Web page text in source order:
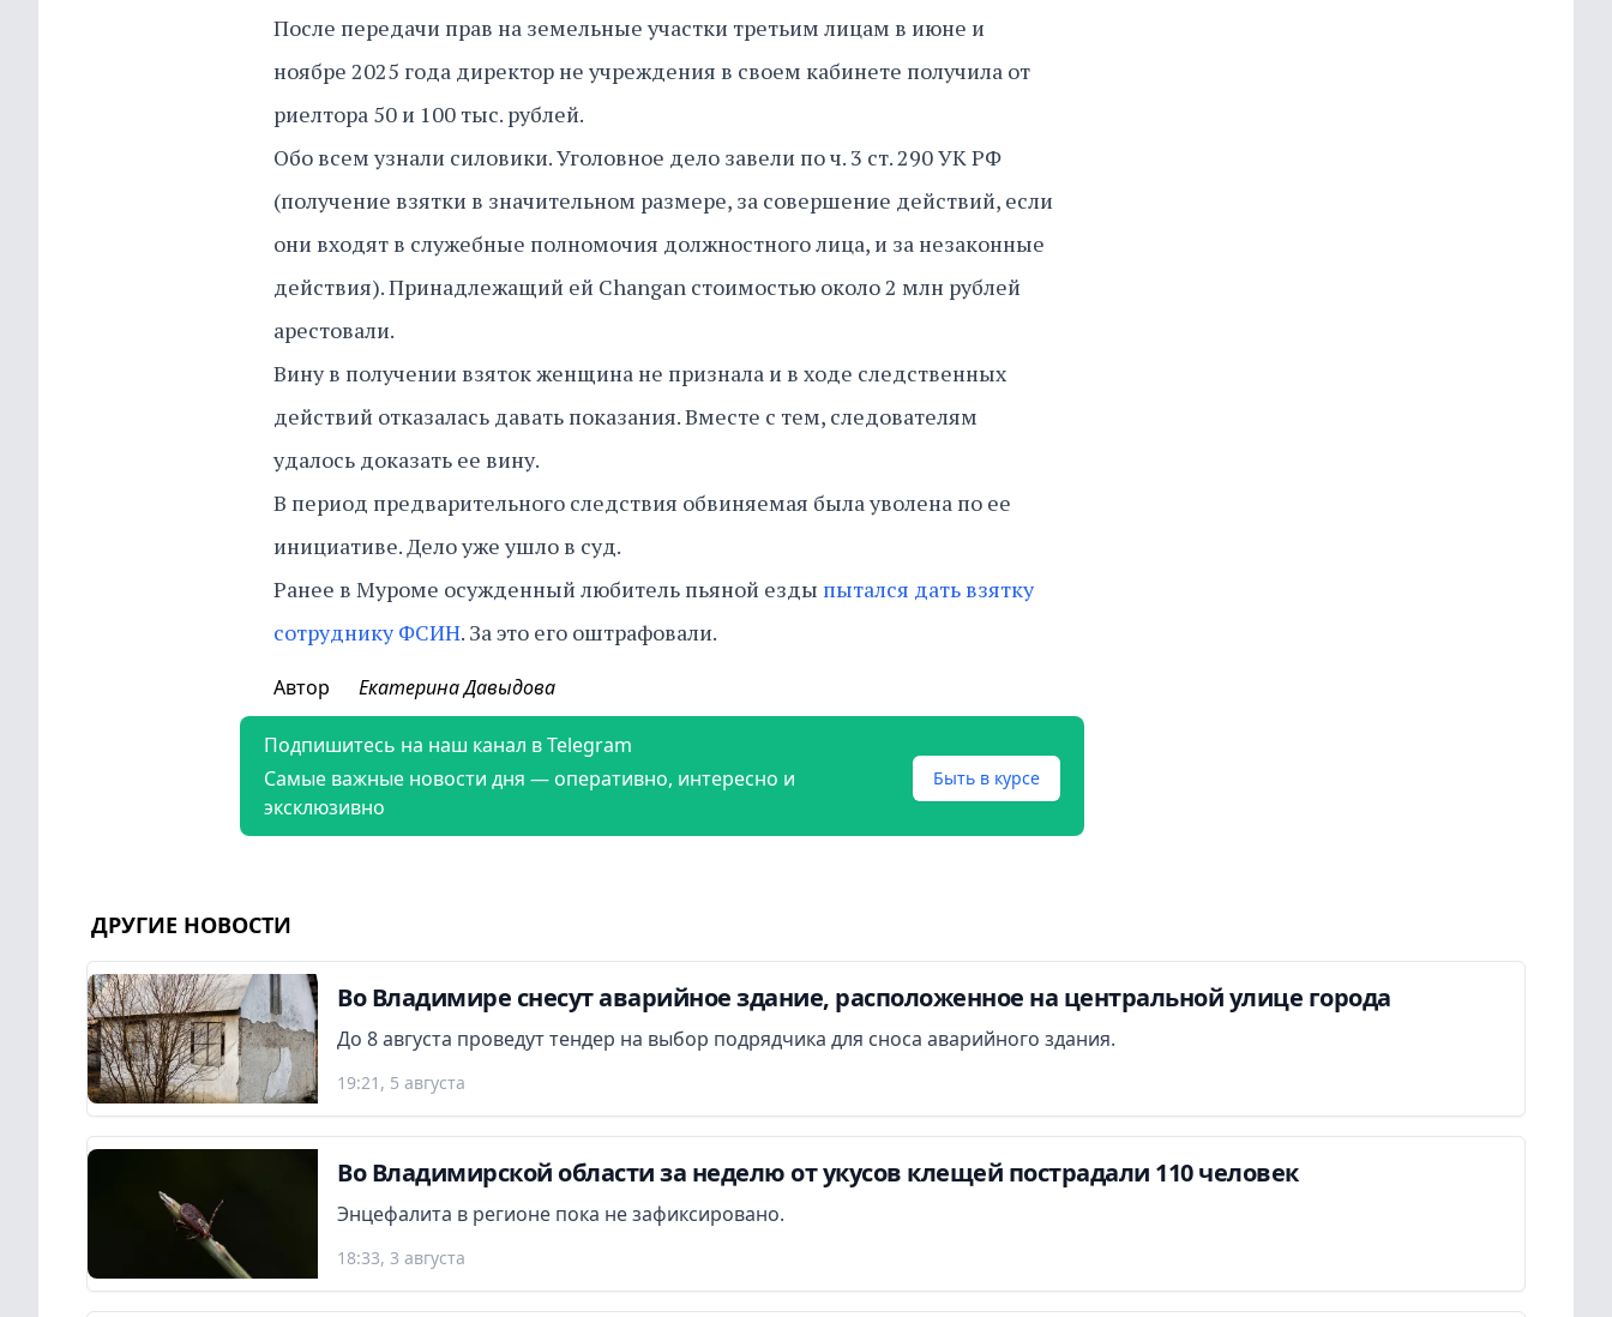
После передачи прав на земельные участки третьим лицам в июне и
ноябре 2025 года директор не учреждения в своем кабинете получила от
риелтора 50 и 100 тыс. рублей.
Обо всем узнали силовики. Уголовное дело завели по ч. 3 ст. 290 УК РФ
(получение взятки в значительном размере, за совершение действий, если
они входят в служебные полномочия должностного лица, и за незаконные
действия). Принадлежащий ей Changan стоимостью около 2 млн рублей
арестовали.
Вину в получении взяток женщина не признала и в ходе следственных
действий отказалась давать показания. Вместе с тем, следователям
удалось доказать ее вину.
В период предварительного следствия обвиняемая была уволена по ее
инициативе. Дело уже ушло в суд.
Ранее в Муроме осужденный любитель пьяной езды пытался дать взятку
сотруднику ФСИН. За это его оштрафовали.
Автор Екатерина Давыдова
Подпишитесь на наш канал в Telegram
Самые важные новости дня — оперативно, интересно и
эксклюзивно
Быть в курсе
ДРУГИЕ НОВОСТИ
Во Владимире снесут аварийное здание, расположенное на центральной улице города
До 8 августа проведут тендер на выбор подрядчика для сноса аварийного здания.
19:21, 5 августа
Во Владимирской области за неделю от укусов клещей пострадали 110 человек
Энцефалита в регионе пока не зафиксировано.
18:33, 3 августа